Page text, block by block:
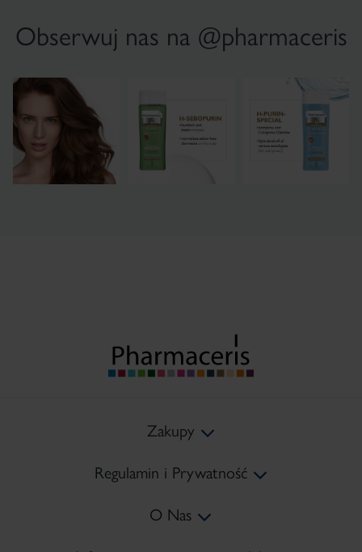
Obserwuj nas na @pharmaceris
Zakupy
Koszty Dostawy
Metody Płatności
Regulamin i Prywatność
Regulamin
O Nas